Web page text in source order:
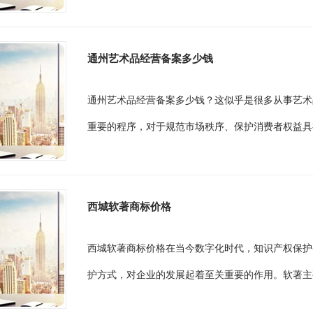
通州艺术品经营备案多少钱
通州艺术品经营备案多少钱？这似乎是很多从事艺
重要的程序，对于规范市场秩序、保护消费者权益
西城软著商标价格
西城软著商标价格在当今数字化时代，知识产权保
护方式，对企业的发展起着至关重要的作用。软著